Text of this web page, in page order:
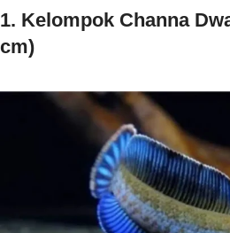
1. Kelompok Channa
cm)